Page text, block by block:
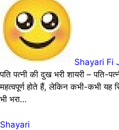
Shayari Fi
पति पत्नी की दुख भरी शायरी – पति-पत्नी के रिश्ते में प्यार और भरोसा सबसे
महत्वपूर्ण होते हैं, लेकिन कभी-कभी यह
भी भरा…
Shayari